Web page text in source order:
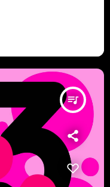
queue_music